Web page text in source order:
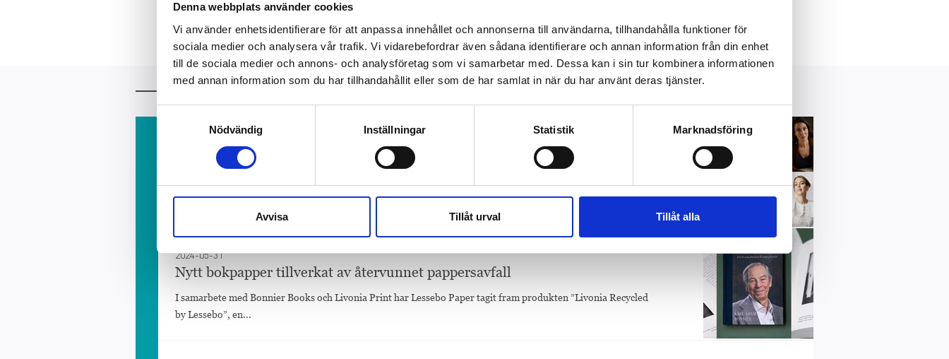
Denna webbplats använder cookies
Vi använder enhetsidentifierare för att anpassa innehållet och annonserna till användarna, tillhandahålla funktioner för
sociala medier och analysera vår trafik. Vi vidarebefordrar även sådana identifierare och annan information från din enhet
till de sociala medier och annons- och analysföretag som vi samarbetar med. Dessa kan i sin tur kombinera informationen
med annan information som du har tillhandahållit eller som de har samlat in när du har använt deras tjänster.
Nödvändig
Inställningar Statistik Marknadsföring
Avvisa Tillåt urval Tillåt alla
Leif GW Persson
De fick 2025 års stipendier ur Albert Bonniers stipendiefond
Stipendiefonden Albert Bonniers 100-årsminne delar varje år ut åtta stipendier à 100 000 kr år i följande
2024-05-31
Nytt bokpapper tillverkat av återvunnet pappersavfall
I samarbete med Bonnier Books och Livonia Print har Lessebo Paper tagit fram produkten ”Livonia Recycled
by Lessebo”, en...